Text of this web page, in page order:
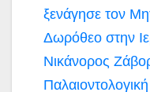
ξενάγησε τον
Δωρόθεο στην
Νικάνορος